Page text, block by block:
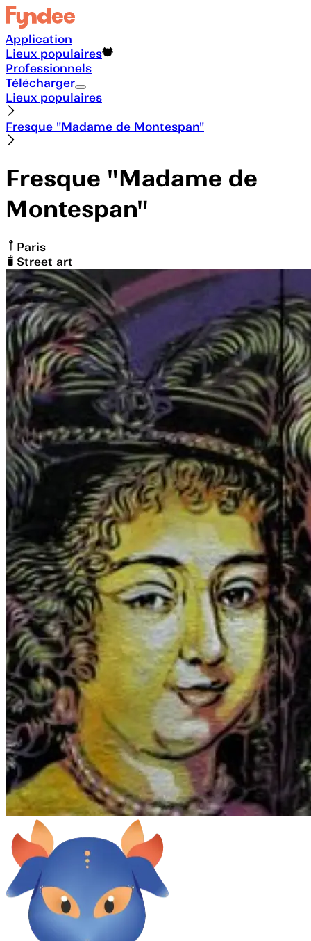
Application
Lieux populaires
Professionnels
Télécharger
Lieux populaires
Fresque "Madame de Montespan"
Fresque "Madame de
Montespan"
Paris
Street art